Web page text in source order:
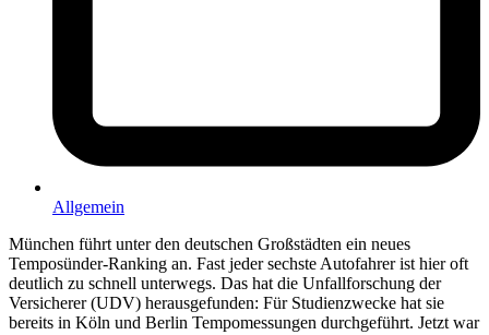
Allgemein
München führt unter den deutschen Großstädten ein neues
Temposünder-Ranking an. Fast jeder sechste Autofahrer ist hier oft
deutlich zu schnell unterwegs. Das hat die Unfallforschung der
Versicherer (UDV) herausgefunden: Für Studienzwecke hat sie
bereits in Köln und Berlin Tempomessungen durchgeführt. Jetzt war